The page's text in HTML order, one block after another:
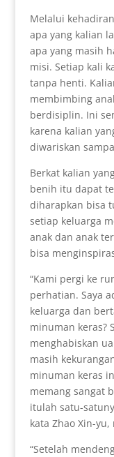
Melalui
apa yang kalian
apa yang masih
misi. Setiap kali
tanpa henti.
membimbing
berdisiplin. Ini
karena kalian
diwariskan
Berkat kalian
benih itu dapat
diharapkan bisa
setiap keluarga
anak dan anak
bisa
“Kami pergi ke
perhatian. Saya
keluarga dan
minuman keras?
menghabiskan
masih
minuman keras
memang sangat
itulah satu-
kata Zhao Xin-
“Setelah